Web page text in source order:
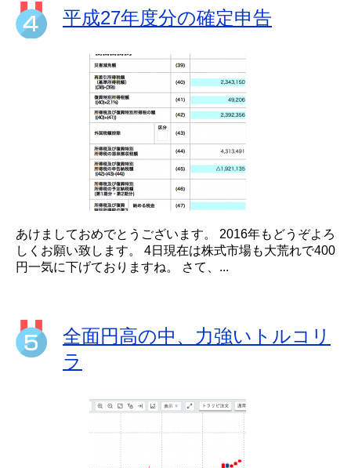
平成27年度分の確定申告
あけましておめでとうございます。 2016年もどうぞよろ
しくお願い致します。 4日現在は株式市場も大荒れで400
円一気に下げておりますね。 さて、...
全面円高の中、力強いトルコリ
ラ